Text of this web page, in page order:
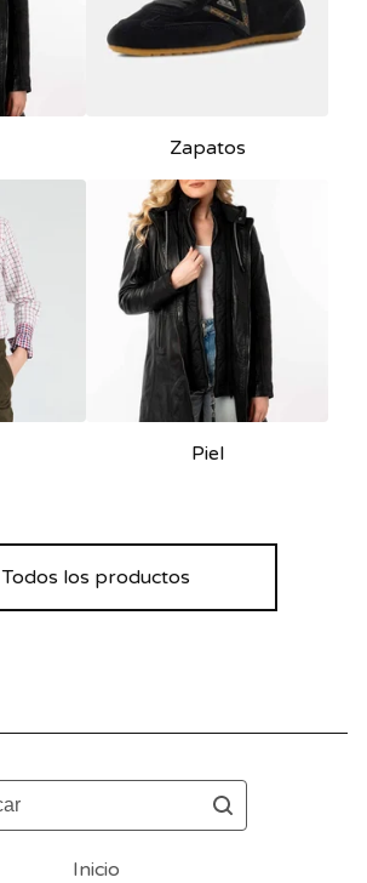
Zapatos
Piel
Todos los productos
Inicio